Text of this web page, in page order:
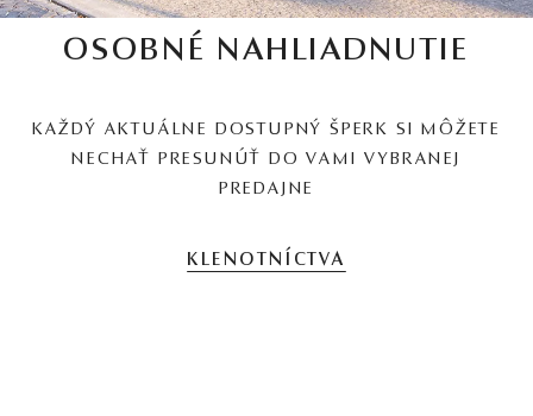
OSOBNÉ NAHLIADNUTIE
KAŽDÝ AKTUÁLNE DOSTUPNÝ ŠPERK SI MÔŽETE
NECHAŤ PRESUNÚŤ DO VAMI VYBRANEJ
PREDAJNE
KLENOTNÍCTVA